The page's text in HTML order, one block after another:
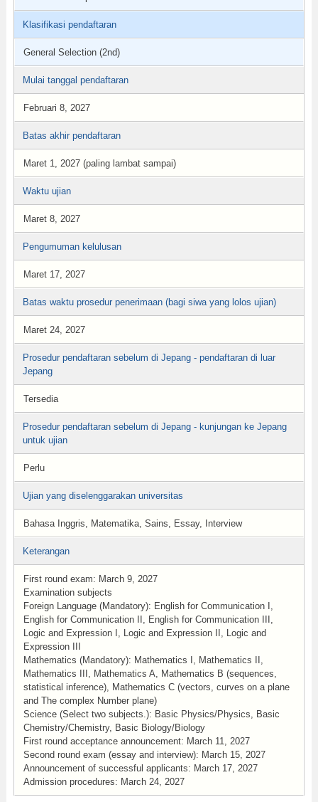
Klasifikasi pendaftaran
General Selection (2nd)
Mulai tanggal pendaftaran
Februari 8, 2027
Batas akhir pendaftaran
Maret 1, 2027 (paling lambat sampai)
Waktu ujian
Maret 8, 2027
Pengumuman kelulusan
Maret 17, 2027
Batas waktu prosedur penerimaan (bagi siwa yang lolos ujian)
Maret 24, 2027
Prosedur pendaftaran sebelum di Jepang - pendaftaran di luar
Jepang
Tersedia
Prosedur pendaftaran sebelum di Jepang - kunjungan ke Jepang
untuk ujian
Perlu
Ujian yang diselenggarakan universitas
Bahasa Inggris, Matematika, Sains, Essay, Interview
Keterangan
First round exam: March 9, 2027
Examination subjects
Foreign Language (Mandatory): English for Communication I,
English for Communication II, English for Communication III,
Logic and Expression I, Logic and Expression II, Logic and
Expression III
Mathematics (Mandatory): Mathematics I, Mathematics II,
Mathematics III, Mathematics A, Mathematics B (sequences,
statistical inference), Mathematics C (vectors, curves on a plane
and The complex Number plane)
Science (Select two subjects.): Basic Physics/Physics, Basic
Chemistry/Chemistry, Basic Biology/Biology
First round acceptance announcement: March 11, 2027
Second round exam (essay and interview): March 15, 2027
Announcement of successful applicants: March 17, 2027
Admission procedures: March 24, 2027